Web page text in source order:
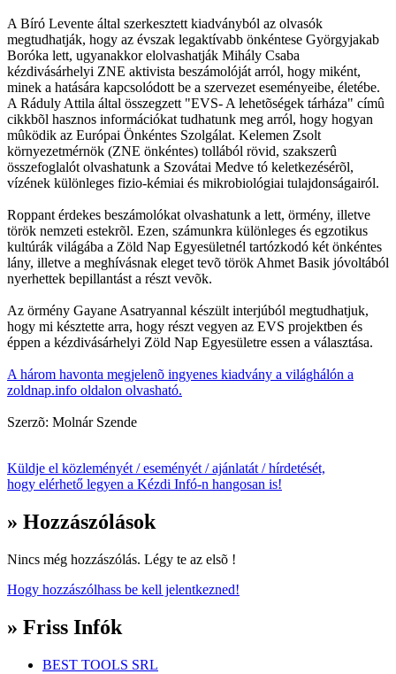
A Bíró Levente által szerkesztett kiadványból az olvasók
megtudhatják, hogy az évszak legaktívabb önkéntese Györgyjakab
Boróka lett, ugyanakkor elolvashatják Mihály Csaba
kézdivásárhelyi ZNE aktivista beszámolóját arról, hogy miként,
minek a hatására kapcsolódott be a szervezet eseményeibe, életébe.
A Ráduly Attila által összegzett "EVS- A lehetõségek tárháza" címû
cikkbõl hasznos információkat tudhatunk meg arról, hogy hogyan
mûködik az Európai Önkéntes Szolgálat. Kelemen Zsolt
környezetmérnök (ZNE önkéntes) tollából rövid, szakszerû
összefoglalót olvashatunk a Szovátai Medve tó keletkezésérõl,
vízének különleges fizio-kémiai és mikrobiológiai tulajdonságairól.
Roppant érdekes beszámolókat olvashatunk a lett, örmény, illetve
török nemzeti estekrõl. Ezen, számunkra különleges és egzotikus
kultúrák világába a Zöld Nap Egyesületnél tartózkodó két önkéntes
lány, illetve a meghívásnak eleget tevõ török Ahmet Basik jóvoltából
nyerhettek bepillantást a részt vevõk.
Az örmény Gayane Asatryannal készült interjúból megtudhatjuk,
hogy mi késztette arra, hogy részt vegyen az EVS projektben és
éppen a kézdivásárhelyi Zöld Nap Egyesületre essen a választása.
A három havonta megjelenõ ingyenes kiadvány a világhálón a
zoldnap.info oldalon olvasható.
Szerzõ: Molnár Szende
Küldje el közleményét / eseményét / ajánlatát / hírdetését,
hogy elérhető legyen a Kézdi Infó-n hangosan is!
» Hozzászólások
Nincs még hozzászólás. Légy te az elsõ !
Hogy hozzászólhass be kell jelentkezned!
» Friss Infók
BEST TOOLS SRL